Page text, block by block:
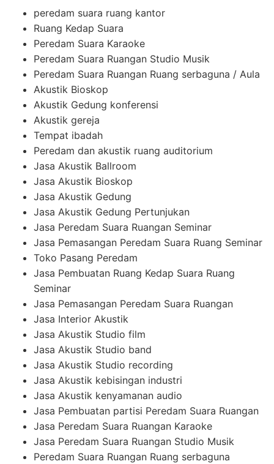
peredam suara ruang kantor
Ruang Kedap Suara
Peredam Suara Karaoke
Peredam Suara Ruangan Studio Musik
Peredam Suara Ruangan Ruang serbaguna / Aula
Akustik Bioskop
Akustik Gedung konferensi
Akustik gereja
Tempat ibadah
Peredam dan akustik ruang auditorium
Jasa Akustik Ballroom
Jasa Akustik Bioskop
Jasa Akustik Gedung
Jasa Akustik Gedung Pertunjukan
Jasa Peredam Suara Ruangan Seminar
Jasa Pemasangan Peredam Suara Ruang Seminar
Toko Pasang Peredam
Jasa Pembuatan Ruang Kedap Suara Ruang
Seminar
Jasa Pemasangan Peredam Suara Ruangan
Jasa Interior Akustik
Jasa Akustik Studio film
Jasa Akustik Studio band
Jasa Akustik Studio recording
Jasa Akustik kebisingan industri
Jasa Akustik kenyamanan audio
Jasa Pembuatan partisi Peredam Suara Ruangan
Jasa Peredam Suara Ruangan Karaoke
Jasa Peredam Suara Ruangan Studio Musik
Peredam Suara Ruangan Ruang serbaguna